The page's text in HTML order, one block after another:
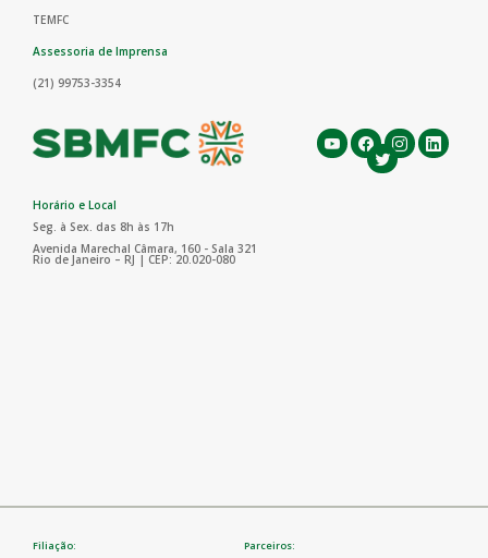
TEMFC
Assessoria de Imprensa
(21) 99753-3354
Horário e Local
Seg. à Sex. das 8h às 17h
Avenida Marechal Câmara, 160 - Sala 321
Rio de Janeiro – RJ | CEP: 20.020-080
Filiação: Parceiros: